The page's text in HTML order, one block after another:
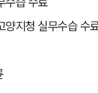
지청 실무수습 수